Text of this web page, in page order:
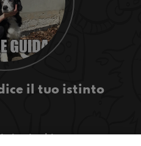
il tuo istinto